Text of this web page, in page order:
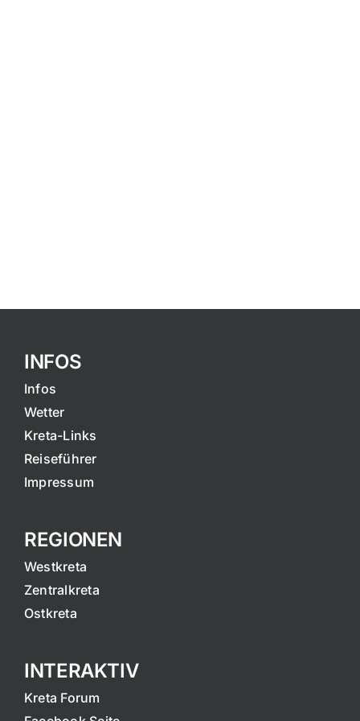
INFOS
Infos
Wetter
Kreta-Links
Reiseführer
Impressum
REGIONEN
Westkreta
Zentralkreta
Ostkreta
INTERAKTIV
Kreta Forum